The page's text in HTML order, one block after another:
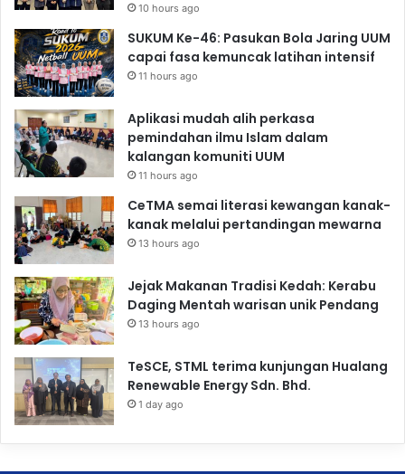
10 hours ago
SUKUM Ke-46: Pasukan Bola Jaring UUM
capai fasa kemuncak latihan intensif
11 hours ago
Aplikasi mudah alih perkasa
pemindahan ilmu Islam dalam
kalangan komuniti UUM
11 hours ago
CeTMA semai literasi kewangan kanak-
kanak melalui pertandingan mewarna
13 hours ago
Jejak Makanan Tradisi Kedah: Kerabu
Daging Mentah warisan unik Pendang
13 hours ago
TeSCE, STML terima kunjungan Hualang
Renewable Energy Sdn. Bhd.
1 day ago